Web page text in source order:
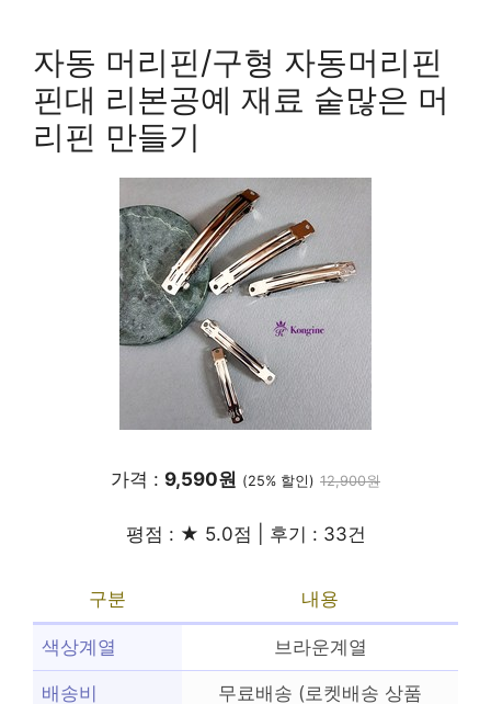
자동 머리핀/구형 자동머리핀
핀대 리본공예 재료 숱많은 머
리핀 만들기
가격 : 9,590원 (25% 할인) 12,900원
평점 : ★ 5.0점 | 후기 : 33건
구분 내용
색상계열 브라운계열
배송비 무료배송 (로켓배송 상품